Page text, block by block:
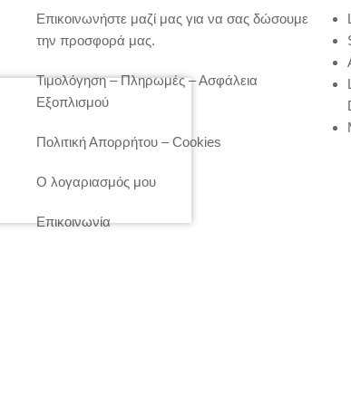
Επικοινωνήστε μαζί μας για να σας δώσουμε
την προσφορά μας.
Τιμολόγηση – Πληρωμές – Ασφάλεια
Εξοπλισμού
Πολιτική Απορρήτου – Cookies
Ο λογαριασμός μου
Επικοινωνία